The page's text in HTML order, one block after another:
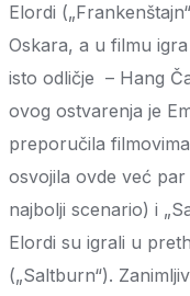
Elordi
Oskara, a u filmu
isto odličje – Hang
ovog ostvarenja je
preporučila
osvojila ovde već
najbolji scenario) i
Elordi su igrali u
(„Saltburn“).